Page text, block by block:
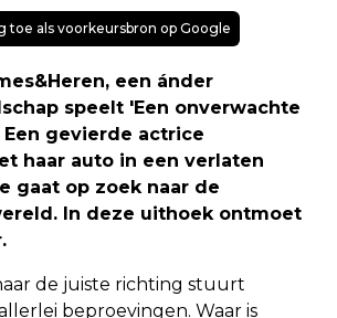
toe als voorkeursbron op Google
een ánder
speelt 'Een onverwachte
gevierde actrice
haar auto in een verlaten
gaat op zoek naar de
In deze uithoek ontmoet
de juiste richting stuurt
beproevingen. Waar is